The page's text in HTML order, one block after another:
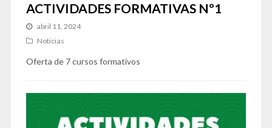
ACTIVIDADES FORMATIVAS Nº1
abril 11, 2024
Noticias
Oferta de 7 cursos formativos